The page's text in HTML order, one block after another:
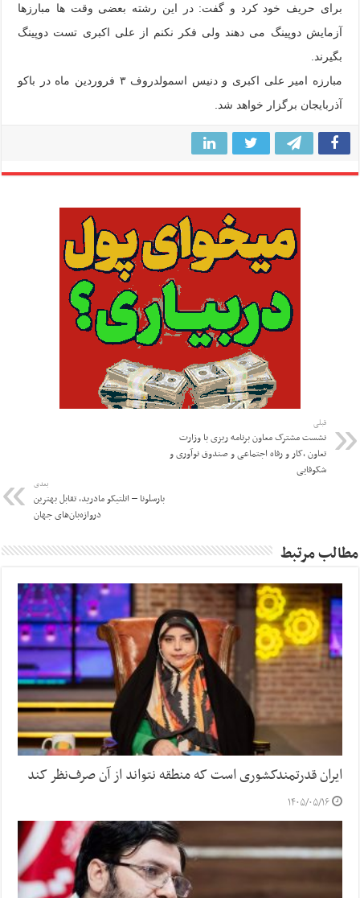
برای حریف خود کرد و گفت: در این رشته بعضی وقت ها مبارزها
آزمایش دوپینگ می دهند ولی فکر نکنم از علی اکبری تست دوپینگ
بگیرند.
مبارزه امیر علی اکبری و دنیس اسمولدروف ۳ فروردین ماه در باکو
آذربایجان برگزار خواهد شد.
قبلی
نشست مشترک معاون برنامه ریزی با وزارت
تعاون ،کار و رفاه اجتماعی و صندوق نوآوری و
شکوفایی
بعدی
بارسلونا – اتلتیکو مادرید، تقابل بهترین
دروازه‌بان‌های جهان
مطالب مرتبط
ایران قدرتمندکشوری است که منطقه نتواند از آن صرف‌نظر کند
۱۴۰۵/۰۵/۱۶